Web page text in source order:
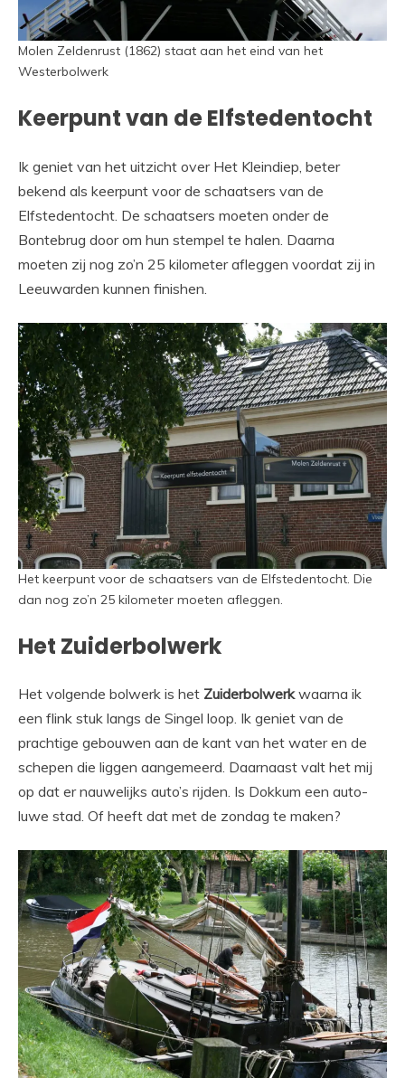
Molen Zeldenrust (1862) staat aan het eind van het
Westerbolwerk
Keerpunt van de Elfstedentocht
Ik geniet van het uitzicht over Het Kleindiep, beter
bekend als keerpunt voor de schaatsers van de
Elfstedentocht. De schaatsers moeten onder de
Bontebrug door om hun stempel te halen. Daarna
moeten zij nog zo’n 25 kilometer afleggen voordat zij in
Leeuwarden kunnen finishen.
Het keerpunt voor de schaatsers van de Elfstedentocht. Die
dan nog zo’n 25 kilometer moeten afleggen.
Het Zuiderbolwerk
Het volgende bolwerk is het Zuiderbolwerkwaarna ik
een flink stuk langs de Singel loop. Ik geniet van de
prachtige gebouwen aan de kant van het water en de
schepen die liggen aangemeerd. Daarnaast valt het mij
op dat er nauwelijks auto’s rijden. Is Dokkum een auto-
luwe stad. Of heeft dat met de zondag te maken?